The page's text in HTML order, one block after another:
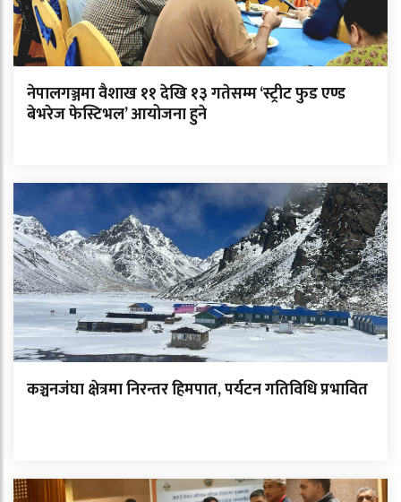
नेपालगञ्जमा वैशाख ११ देखि १३ गतेसम्म ‘स्ट्रीट फुड एण्ड
बेभरेज फेस्टिभल’ आयोजना हुने
कञ्चनजंघा क्षेत्रमा निरन्तर हिमपात, पर्यटन गतिविधि प्रभावित